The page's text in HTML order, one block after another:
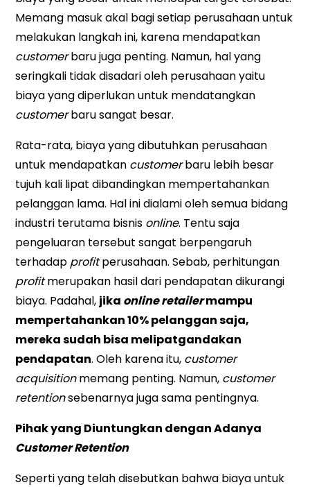
Memang masuk akal bagi setiap perusahaan untuk
melakukan langkah ini, karena mendapatkan
customerbaru juga penting. Namun, hal yang
seringkali tidak disadari oleh perusahaan yaitu
biaya yang diperlukan untuk mendatangkan
customerbaru sangat besar.
Rata-rata, biaya yang dibutuhkan perusahaan
untuk mendapatkan customerbaru lebih besar
tujuh kali lipat dibandingkan mempertahankan
pelanggan lama. Hal ini dialami oleh semua bidang
industri terutama bisnis online. Tentu saja
pengeluaran tersebut sangat berpengaruh
terhadap profitperusahaan. Sebab, perhitungan
profitmerupakan hasil dari pendapatan dikurangi
biaya. Padahal, jika online retailermampu
mempertahankan 10% pelanggan saja,
mereka sudah bisa melipatgandakan
pendapatan. Oleh karena itu, customer
acquisitionmemang penting. Namun, customer
retentionsebenarnya juga sama pentingnya.
Pihak yang Diuntungkan dengan Adanya
Customer Retention
Seperti yang telah disebutkan bahwa biaya untuk